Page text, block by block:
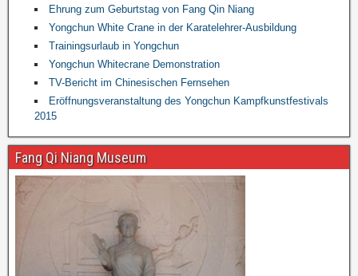
Ehrung zum Geburtstag von Fang Qin Niang
Yongchun White Crane in der Karatelehrer-Ausbildung
Trainingsurlaub in Yongchun
Yongchun Whitecrane Demonstration
TV-Bericht im Chinesischen Fernsehen
Eröffnungsveranstaltung des Yongchun Kampfkunstfestivals
2015
Fang Qi Niang Museum